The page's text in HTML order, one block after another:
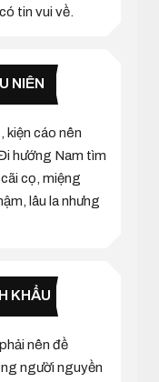
tin vui về.
NIÊN
kiện cáo nên
hướng Nam tìm
cọ, miệng
lâu la nhưng
KHẨU
nên đề
người nguyền